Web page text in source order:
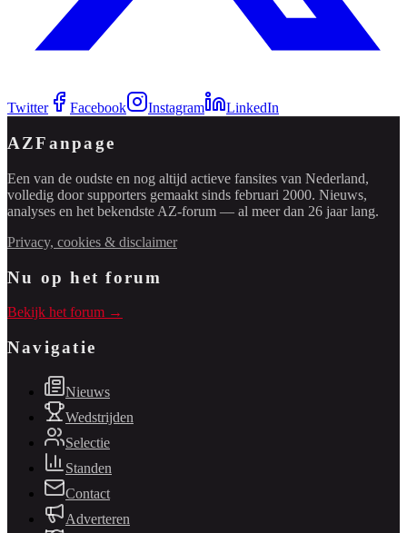
Twitter Facebook Instagram LinkedIn
AZFanpage
Een van de oudste en nog altijd actieve fansites van Nederland,
volledig door supporters gemaakt sinds februari 2000. Nieuws,
analyses en het bekendste AZ-forum — al meer dan 26 jaar lang.
Privacy, cookies & disclaimer
Nu op het forum
Bekijk het forum →
Navigatie
Nieuws
Wedstrijden
Selectie
Standen
Contact
Adverteren